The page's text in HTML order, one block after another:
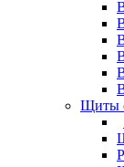
Щиты